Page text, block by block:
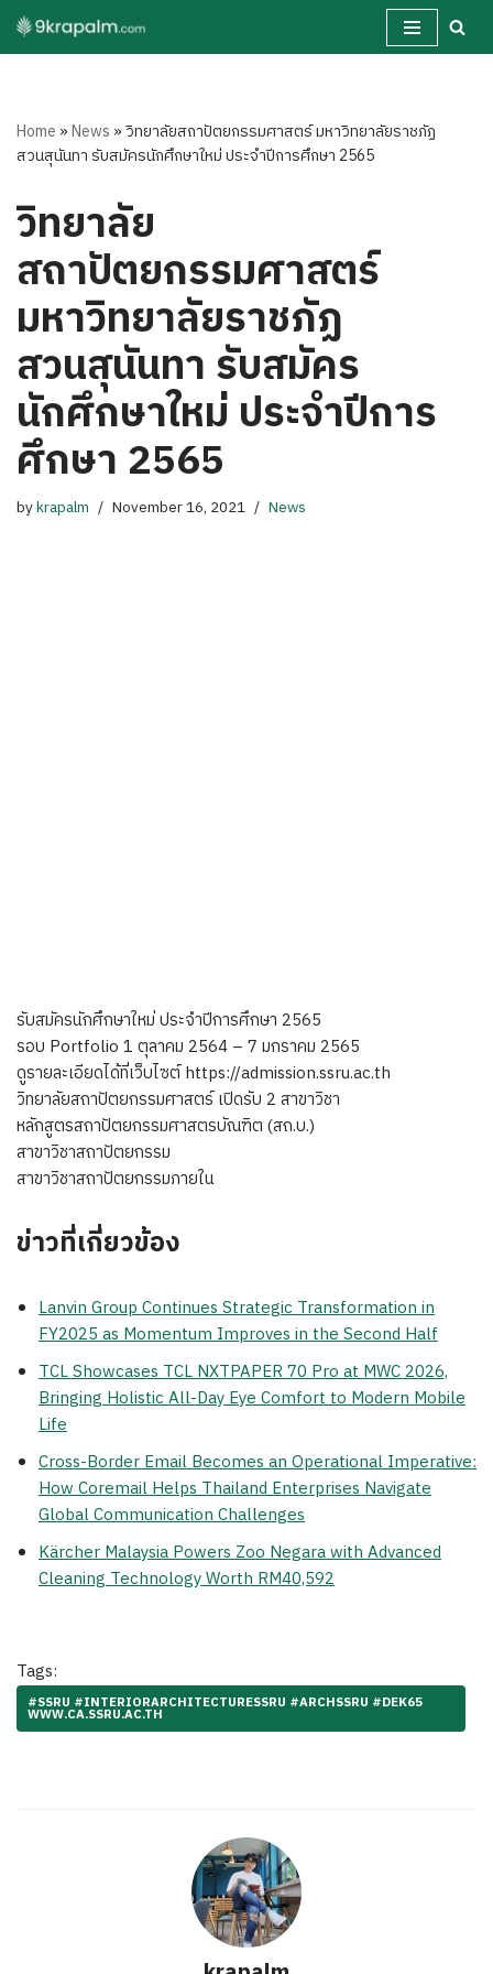
Skip
Home »News »วิทยาลัยสถาปัตยกรรมศาสตร์ มหาวิทยาลัยราชภัฏ
สวนสุนันทา รับสมัครนักศึกษาใหม่ ประจำปีการศึกษา 2565
วิทยาลัย
สถาปัตยกรรมศาสตร์
มหาวิทยาลัยราชภัฏ
สวนสุนันทา รับสมัคร
นักศึกษาใหม่ ประจำปีการ
ศึกษา 2565
bykrapalm November 16, 2021 News
รับสมัครนักศึกษาใหม่ ประจำปีการศึกษา 2565
รอบ Portfolio 1 ตุลาคม 2564 – 7 มกราคม 2565
ดูรายละเอียดได้ที่เว็บไซต์ https://admission.ssru.ac.th
วิทยาลัยสถาปัตยกรรมศาสตร์ เปิดรับ 2 สาขาวิชา
หลักสูตรสถาปัตยกรรมศาสตรบัณฑิต (สถ.บ.)
สาขาวิชาสถาปัตยกรรม
สาขาวิชาสถาปัตยกรรมภายใน
ข่าวที่เกี่ยวข้อง
Lanvin Group Continues Strategic Transformation in
FY2025 as Momentum Improves in the Second Half
TCL Showcases TCL NXTPAPER 70 Pro at MWC 2026,
Bringing Holistic All-Day Eye Comfort to Modern Mobile
Life
Cross-Border Email Becomes an Operational Imperative:
How Coremail Helps Thailand Enterprises Navigate
Global Communication Challenges
Kärcher Malaysia Powers Zoo Negara with Advanced
Cleaning Technology Worth RM40,592
Tags:
#SSRU #INTERIORARCHITECTURESSRU #ARCHSSRU #DEK65
WWW.CA.SSRU.AC.TH